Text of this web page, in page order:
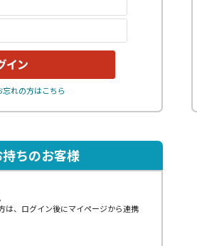
れの方はこちら
ちのお客様
は、ログイン後にマイページから連携